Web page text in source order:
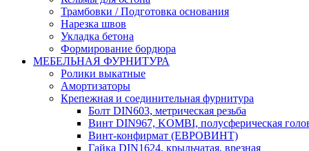
Трамбовки / Подготовка основания
Нарезка швов
Укладка бетона
Формирование бордюра
МЕБЕЛЬНАЯ ФУРНИТУРА
Ролики выкатные
Амортизаторы
Крепежная и соединительная фурнитура
Болт DIN603, метрическая резьба
Винт DIN967, KOMBI, полусферическая
Винт-конфирмат (ЕВРОВИНТ)
Гайка DIN1624, крыльчатая, врезная